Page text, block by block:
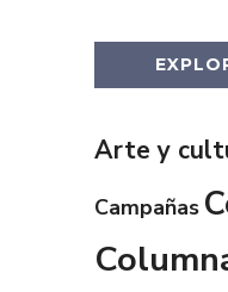
Arte y
Campañas